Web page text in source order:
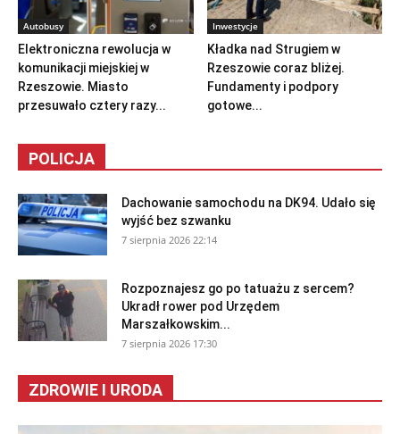
Autobusy
Elektroniczna rewolucja w
komunikacji miejskiej w
Rzeszowie. Miasto
przesuwało cztery razy...
Inwestycje
Kładka nad Strugiem w
Rzeszowie coraz bliżej.
Fundamenty i podpory
gotowe...
POLICJA
Dachowanie samochodu na DK94. Udało się
wyjść bez szwanku
7 sierpnia 2026 22:14
Rozpoznajesz go po tatuażu z sercem?
Ukradł rower pod Urzędem
Marszałkowskim...
7 sierpnia 2026 17:30
ZDROWIE I URODA